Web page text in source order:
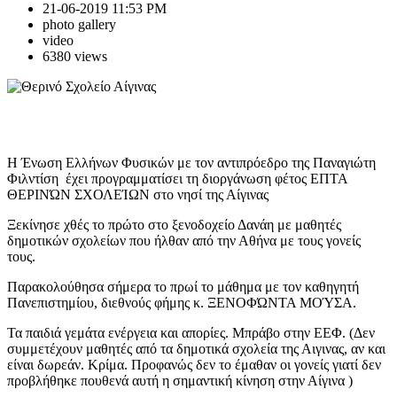
21-06-2019 11:53 PM
photo gallery
video
6380 views
Η Ένωση Ελλήνων Φυσικών με τον αντιπρόεδρο της Παναγιώτη
Φιλντίση έχει προγραμματίσει τη διοργάνωση φέτος ΕΠΤΑ
ΘΕΡΙΝΏΝ ΣΧΟΛΕΊΩΝ στο νησί της Αίγινας
Ξεκίνησε χθές το πρώτο στο ξενοδοχείο Δανάη με μαθητές
δημοτικών σχολείων που ήλθαν από την Αθήνα με τους γονείς
τους.
Παρακολούθησα σήμερα το πρωί το μάθημα με τον καθηγητή
Πανεπιστημίου, διεθνούς φήμης κ. ΞΕΝΟΦΏΝΤΑ ΜΟΎΣΑ.
Τα παιδιά γεμάτα ενέργεια και απορίες. Μπράβο στην ΕΕΦ. (Δεν
συμμετέχουν μαθητές από τα δημοτικά σχολεία της Αιγινας, αν και
είναι δωρεάν. Κρίμα. Προφανώς δεν το έμαθαν οι γονείς γιατί δεν
προβλήθηκε πουθενά αυτή η σημαντική κίνηση στην Αίγινα )